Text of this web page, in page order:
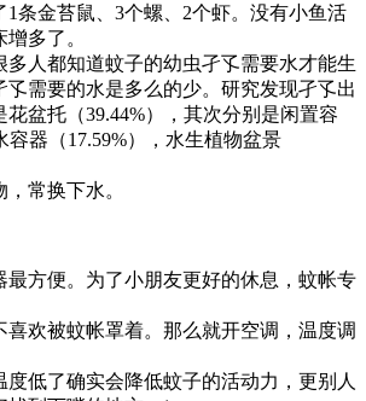
1条金苔鼠、3个螺、2个虾。没有小鱼活
多了。
多人都知道蚊子的幼虫孑孓需要水才能生
孓需要的水是多么的少。研究发现孑孓出
盆托（39.44%），其次分别是闲置容
容器（17.59%），水生植物盆景
常换下水。
最方便。为了小朋友更好的休息，蚊帐专
喜欢被蚊帐罩着。那么就开空调，温度调
度低了确实会降低蚊子的活动力，更别人